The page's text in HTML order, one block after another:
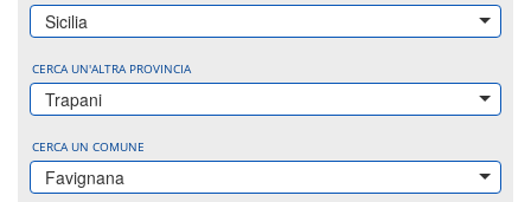
Sicilia
CERCA UN'ALTRA PROVINCIA
Trapani
CERCA UN COMUNE
Favignana